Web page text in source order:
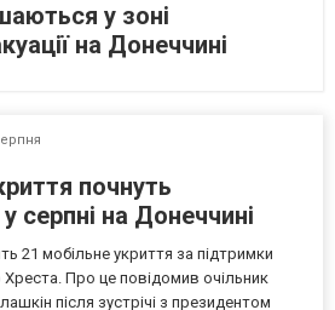
у зоні
на Донеччині
почнуть
серпні на Донеччині
21 мобільне укриття за підтримки
Про це повідомив очільник
після зустрічі з президентом